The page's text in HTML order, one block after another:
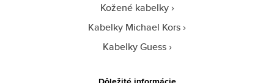
Kožené kabelky
Kabelky Michael Kors
Kabelky Guess